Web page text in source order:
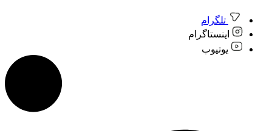
تلگرام
اینستاگرام
یوتیوب